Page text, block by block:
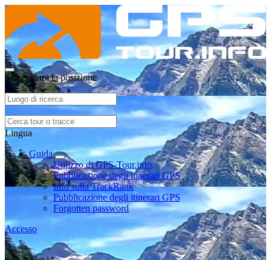
Selezionare la posizione
Lingua
Guida
Utilizzo di GPS-Tour.info
Pubblicazione degli itinerari GPS
Info sulla TrackRank
Pubblicazione degli itinerari GPS
Forgotten password
Accesso